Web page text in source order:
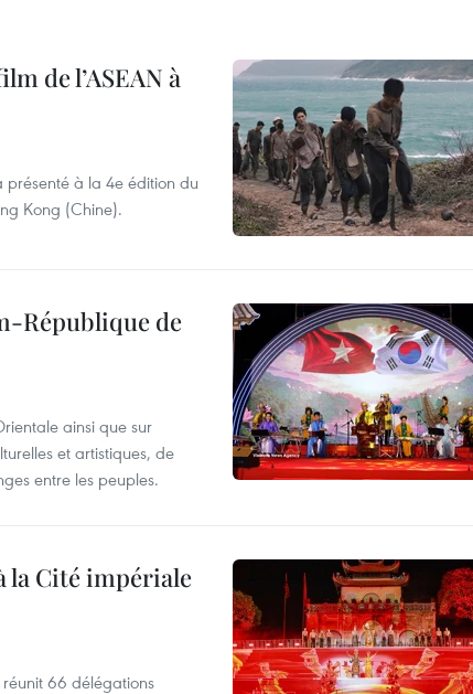
de l’ASEAN à
présenté à la 4e édition du
Kong (Chine).
République de
ainsi que sur
et artistiques, de
entre les peuples.
la Cité impériale
66 délégations